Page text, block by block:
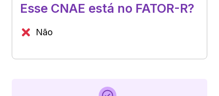
Esse CNAE está no FATOR-R?
Não